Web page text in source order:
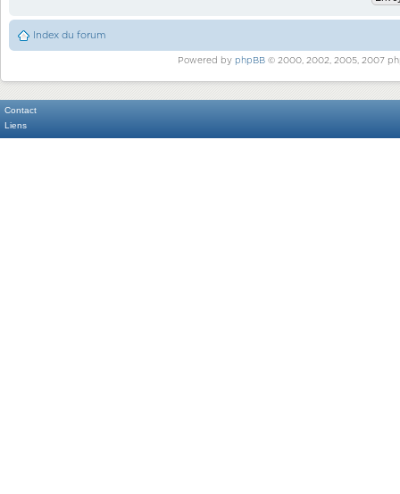
Index du forum
Powered by phpBB© 2000, 2002, 2005, 2007
Contact
Liens